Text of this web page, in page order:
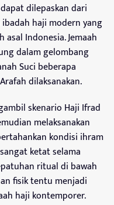
dilepaskan dari
haji modern yang
Indonesia. Jemaah
dalam gelombang
Suci beberapa
dilaksanakan.
skenario Haji Ifrad
melaksanakan
kondisi ihram
ketat selama
ritual di bawah
fisik tentu menjadi
haji kontemporer.